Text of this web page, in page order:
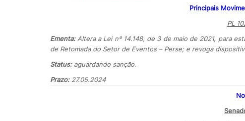
Principais
PL
Ementa: Altera a Lei nº 14.148, de 3 de maio de 2021, para
de Retomada do Setor de Eventos – Perse; e revoga
Status: aguardando sanção.
Prazo: 27.05.2024